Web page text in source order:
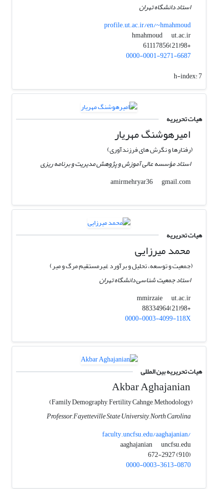
استاد دانشگاه تهران
profile.ut.ac.ir/en/~hmahmoud
hmahmoud
ut.ac.ir
+98(21)61117856
0000-0001-9271-6687
h-index:7
هیات تحریریه
امیرهوشنگ مهریار
(رفتارها و نگرش های فرزندآوری)
استاد مؤسسه عالی آموزش و پژوهش مدیریت و برنامه ریزی
amirmehryar36
gmail.com
هیات تحریریه
محمد میرزایی
(جمعیت و توسعه، تحلیل و برآورد غیرمستقیم مرگ و میر)
استاد جمعیت شناسی دانشگاه تهران
mmirzaie
ut.ac.ir
+98(21)88334964
0000-0003-4099-118X
هیات تحریریه بین المللی
Akbar Aghajanian
(Family Demography, Fertility Cahnge, Methodology)
Professor, Fayetteville State University, North Carolina
faculty.uncfsu.edu/aaghajanian/
aaghajanian
uncfsu.edu
(910) 672-2927
0000-0003-3613-0870